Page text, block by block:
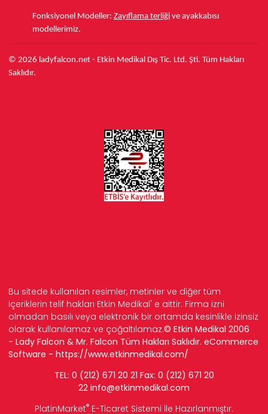
Fonksiyonel Modeller: Zayıflama terliği ve ayakkabısı
modellerimiz.
© 2026 ladyfalcon.net - Etkin Medikal Dış Tic. Ltd. Şti. Tüm Hakları
Saklıdır.
Bu sitede kullanılan resimler, metinler ve diğer tüm
içeriklerin telif hakları Etkin Medikal' e aittir. Firma izni
olmadan basılı veya elektronik bir ortamda kesinlikle izinsiz
olarak kullanılamaz ve çoğaltılamaz.© Etkin Medikal 2006
- Lady Falcon & Mr. Falcon Tüm Hakları Saklıdır. eCommerce
Software - https://www.etkinmedikal.com/
TEL: 0 (212) 671 20 21 Fax: 0 (212) 671 20
22 info@etkinmedikal.com
PlatinMarket® E-Ticaret Sistemi İle Hazırlanmıştır.